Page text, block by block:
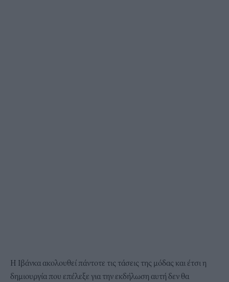
Η Ιβάνκα ακολουθεί πάντοτε τις τάσεις της μόδας και έτσι η
δημιουργία που επέλεξε για την εκδήλωση αυτή δεν θα